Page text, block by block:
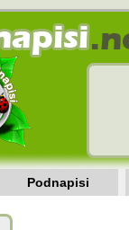
Podnapisi